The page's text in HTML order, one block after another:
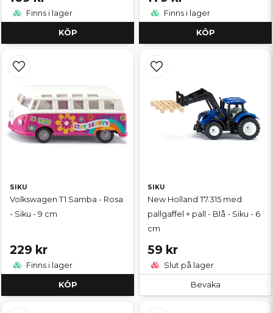
Finns i lager
KÖP
Finns i lager
KÖP
SIKU
Volkswagen T1 Samba - Rosa
- Siku - 9 cm
229 kr
Finns i lager
KÖP
SIKU
New Holland T7.315 med
pallgaffel + pall - Blå - Siku - 6
cm
59 kr
Slut på lager
Bevaka